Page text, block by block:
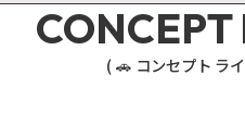
🚗 コンセプト ラ
MOVE